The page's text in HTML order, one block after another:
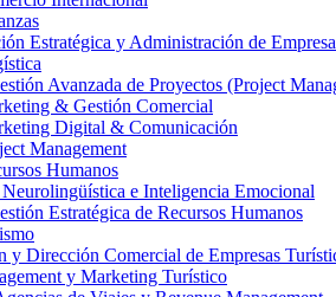
Estratégica y Administración de
Avanzada de Proyectos (Project
& Gestión Comercial
Digital & Comunicación
Management
Humanos
e Inteligencia Emocional
Estratégica de Recursos Humanos
y Dirección Comercial de Empresas
y Marketing Turístico